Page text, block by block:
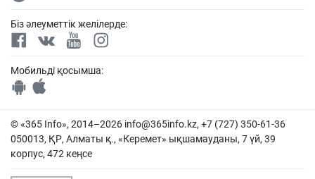
Біз әлеуметтік желілерде:
Мобильді қосымша:
© «365 Info», 2014–2026 info@365info.kz, +7 (727) 350-61-36
050013, ҚР, Алматы қ., «Керемет» ықшамауданы, 7 үй, 39
корпус, 472 кеңсе